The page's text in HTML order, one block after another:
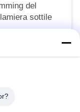
del
sottile